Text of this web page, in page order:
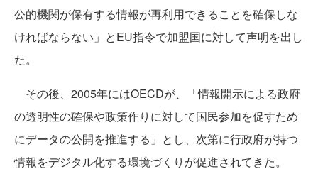
公的機関が保有する情報が再利用できることを確保しな
ければならない」とEU指令で加盟国に対して声明を出し
た。
その後、2005年にはOECDが、「情報開示による政府
の透明性の確保や政策作りに対して国民参加を促すため
にデータの公開を推進する」とし、次第に行政府が持つ
情報をデジタル化する環境づくりが促進されてきた。